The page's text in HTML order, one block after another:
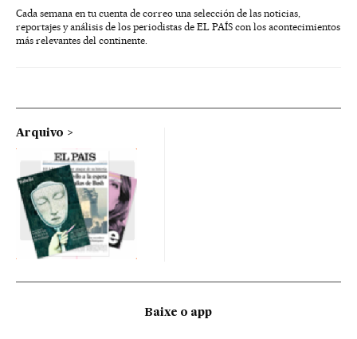
Cada semana en tu cuenta de correo una selección de las noticias,
reportajes y análisis de los periodistas de EL PAÍS con los acontecimientos
más relevantes del continente.
Arquivo
Baixe o app